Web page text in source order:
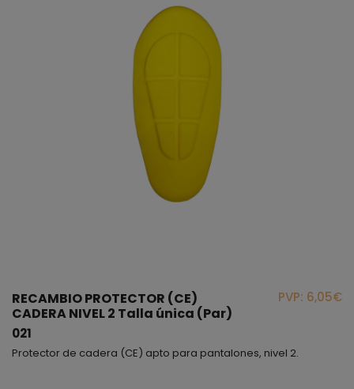
RECAMBIO PROTECTOR (CE)
CADERA NIVEL 2 Talla única (Par)
021
PVP: 6,05€
Protector de cadera (CE) apto para pantalones, nivel 2.